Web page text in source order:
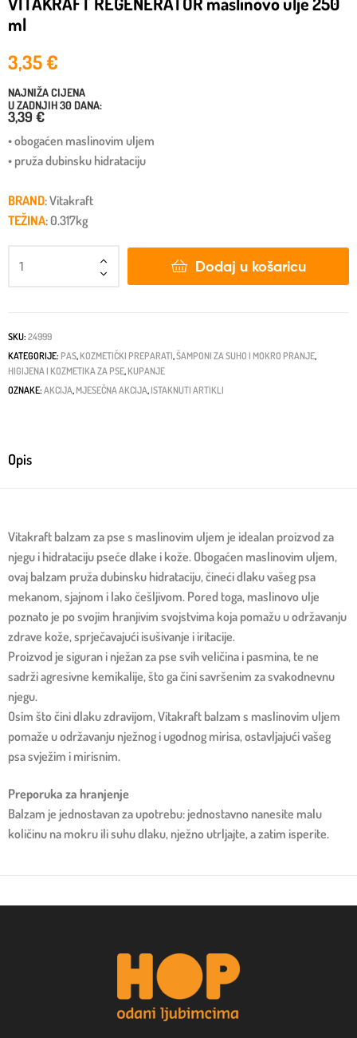
ml
3,35€
NAJNIŽA CIJENA
U ZADNJIH 30 DANA:
3,39 €
• obogaćen maslinovim uljem
• pruža dubinsku hidrataciju
BRAND: Vitakraft
TEŽINA: 0.317kg
Dodaj u košaricu
SKU: 24999
KATEGORIJE: PAS, KOZMETIČKI PREPARATI,ŠAMPONI ZA SUHO I MOKRO PRANJE,
HIGIJENA I KOZMETIKA ZA PSE, KUPANJE
OZNAKE: AKCIJA, MJESEČNA AKCIJA, ISTAKNUTI ARTIKLI
Opis
Vitakraft balzam za pse s maslinovim uljem je idealan proizvod za
njegu i hidrataciju pseće dlake i kože. Obogaćen maslinovim uljem,
ovaj balzam pruža dubinsku hidrataciju, čineći dlaku vašeg psa
mekanom, sjajnom i lako češljivom. Pored toga, maslinovo ulje
poznato je po svojim hranjivim svojstvima koja pomažu u održavanju
zdrave kože, sprječavajući isušivanje i iritacije.
Proizvod je siguran i nježan za pse svih veličina i pasmina, te ne
sadrži agresivne kemikalije, što ga čini savršenim za svakodnevnu
njegu.
Osim što čini dlaku zdravijom, Vitakraft balzam s maslinovim uljem
pomaže u održavanju nježnog i ugodnog mirisa, ostavljajući vašeg
psa svježim i mirisnim.
Preporuka za hranjenje
Balzam je jednostavan za upotrebu: jednostavno nanesite malu
količinu na mokru ili suhu dlaku, nježno utrljajte, a zatim isperite.